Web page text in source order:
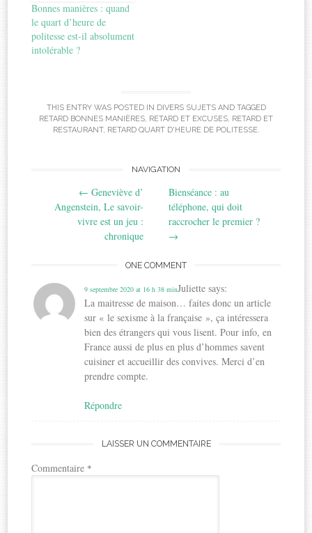
Bonnes manières : quand
le quart d’heure de
politesse est-il absolument
intolérable ?
THIS ENTRY WAS POSTED IN DIVERS SUJETSAND TAGGED
RETARD BONNES MANIÈRES, RETARD ET EXCUSES, RETARD ET
RESTAURANT, RETARD QUART D'HEURE DE POLITESSE.
navigation
NAVIGATION
← Geneviève d’
Angenstein, Le savoir-
vivre est un jeu :
chronique
Bienséance : au
téléphone, qui doit
raccrocher le premier ?
→
ONE COMMENT
Juliette says:
9 septembre 2020 at 16 h 38 min
La maitresse de maison… faites donc un article
sur « le sexisme à la française », ça intéressera
bien des étrangers qui vous lisent. Pour info, en
France aussi de plus en plus d’hommes savent
cuisiner et accueillir des convives. Merci d’en
prendre compte.
Répondre
LAISSER UN COMMENTAIRE
Commentaire *